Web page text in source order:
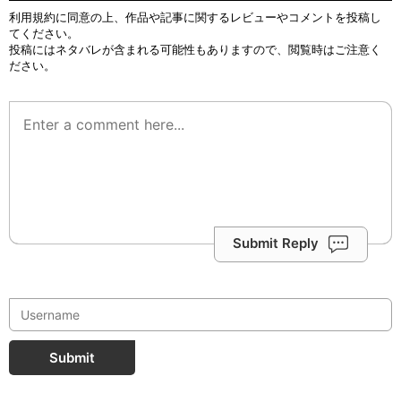
利用規約に同意の上、作品や記事に関するレビューやコメントを投稿し
てください。
投稿にはネタバレが含まれる可能性もありますので、閲覧時はご注意く
ださい。
Submit Reply
Submit